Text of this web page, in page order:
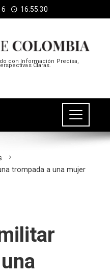
16:55:30
con Información Precisa,
Claras.
trompada a una mujer